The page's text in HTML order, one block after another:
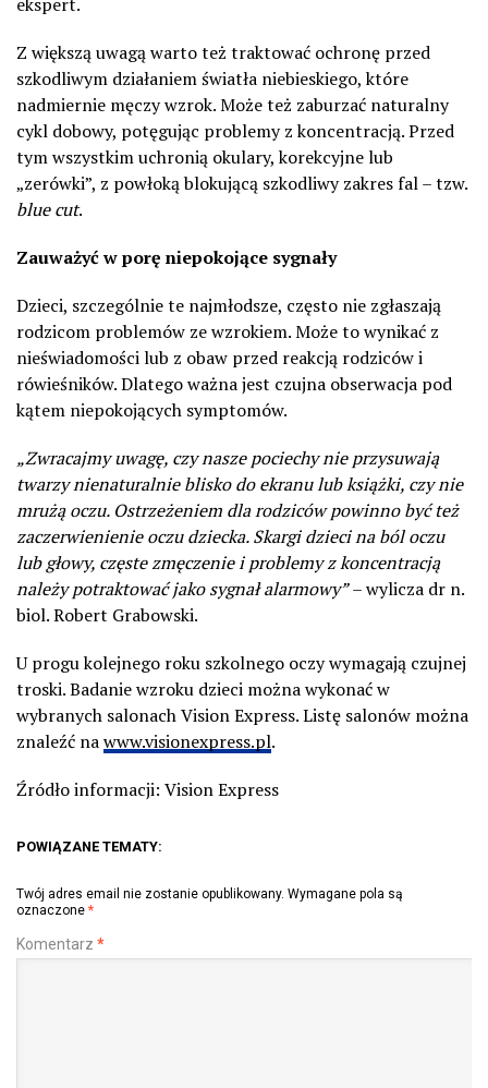
Z większą uwagą warto też traktować ochronę przed
szkodliwym działaniem światła niebieskiego, które
nadmiernie męczy wzrok. Może też zaburzać naturalny
cykl dobowy, potęgując problemy z koncentracją. Przed
tym wszystkim uchronią okulary, korekcyjne lub
„zerówki”, z powłoką blokującą szkodliwy zakres fal – tzw.
blue cut.
Zauważyć w porę niepokojące sygnały
Dzieci, szczególnie te najmłodsze, często nie zgłaszają
rodzicom problemów ze wzrokiem. Może to wynikać z
nieświadomości lub z obaw przed reakcją rodziców i
rówieśników. Dlatego ważna jest czujna obserwacja pod
kątem niepokojących symptomów.
„Zwracajmy uwagę, czy nasze pociechy nie przysuwają
twarzy nienaturalnie blisko do ekranu lub książki, czy nie
mrużą oczu. Ostrzeżeniem dla rodziców powinno być też
zaczerwienienie oczu dziecka. Skargi dzieci na ból oczu
lub głowy, częste zmęczenie i problemy z koncentracją
należy potraktować jako sygnał alarmowy”– wylicza dr n.
biol. Robert Grabowski.
U progu kolejnego roku szkolnego oczy wymagają czujnej
troski. Badanie wzroku dzieci można wykonać w
wybranych salonach Vision Express. Listę salonów można
znaleźć nawww.visionexpress.pl.
Źródło informacji: Vision Express
POWIĄZANE TEMATY:
Twój adres email nie zostanie opublikowany. Wymagane pola są
oznaczone *
Komentarz *